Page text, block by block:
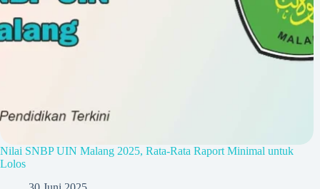
Nilai SNBP UIN Malang 2025, Rata-Rata Raport Minimal untuk
Lolos